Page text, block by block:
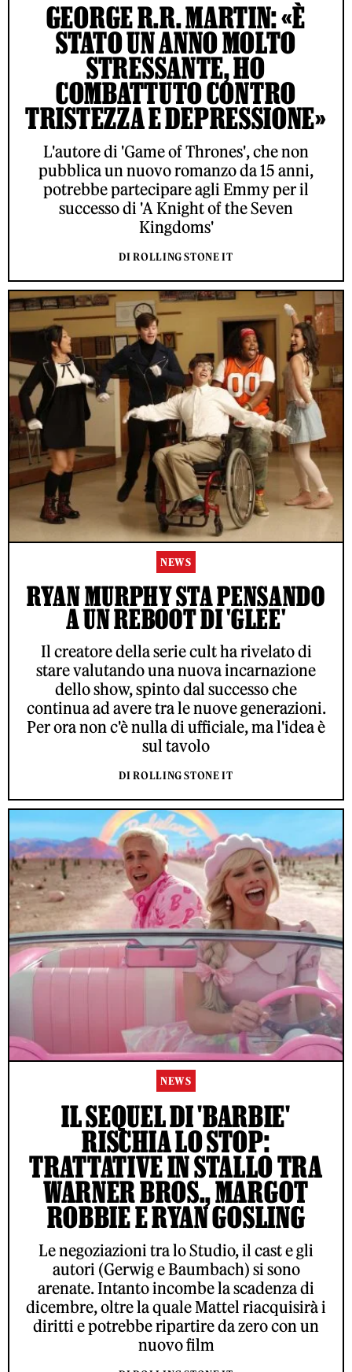
GEORGE R.R. MARTIN: «È
STATO UN ANNO MOLTO
STRESSANTE, HO
COMBATTUTO CONTRO
TRISTEZZA E DEPRESSIONE»
L'autore di 'Game of Thrones', che non
pubblica un nuovo romanzo da 15 anni,
potrebbe partecipare agli Emmy per il
successo di 'A Knight of the Seven
Kingdoms'
DI ROLLING STONE IT
NEWS
RYAN MURPHY STA PENSANDO
A UN REBOOT DI 'GLEE'
Il creatore della serie cult ha rivelato di
stare valutando una nuova incarnazione
dello show, spinto dal successo che
continua ad avere tra le nuove generazioni.
Per ora non c'è nulla di ufficiale, ma l'idea è
sul tavolo
DI ROLLING STONE IT
NEWS
IL SEQUEL DI 'BARBIE'
RISCHIA LO STOP:
TRATTATIVE IN STALLO TRA
WARNER BROS., MARGOT
ROBBIE E RYAN GOSLING
Le negoziazioni tra lo Studio, il cast e gli
autori (Gerwig e Baumbach) si sono
arenate. Intanto incombe la scadenza di
dicembre, oltre la quale Mattel riacquisirà i
diritti e potrebbe ripartire da zero con un
nuovo film